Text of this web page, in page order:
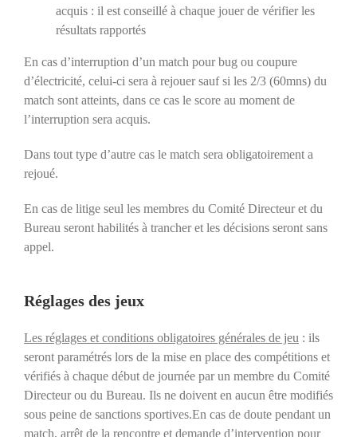
acquis : il est conseillé à chaque jouer de vérifier les
résultats rapportés
En cas d’interruption d’un match pour bug ou coupure
d’électricité, celui-ci sera à rejouer sauf si les 2/3 (60mns) du
match sont atteints, dans ce cas le score au moment de
l’interruption sera acquis.
Dans tout type d’autre cas le match sera obligatoirement a
rejoué.
En cas de litige seul les membres du Comité Directeur et du
Bureau seront habilités à trancher et les décisions seront sans
appel.
Réglages des jeux
Les réglages et conditions obligatoires générales de jeu : ils
seront paramétrés lors de la mise en place des compétitions et
vérifiés à chaque début de journée par un membre du Comité
Directeur ou du Bureau. Ils ne doivent en aucun être modifiés
sous peine de sanctions sportives.En cas de doute pendant un
match, arrêt de la rencontre et demande d’intervention pour